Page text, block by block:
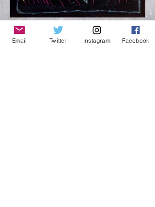
Email Twitter Instagram Facebook